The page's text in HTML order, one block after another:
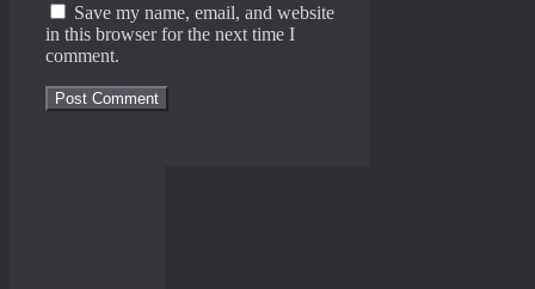
Save my name, email, and website
in this browser for the next time I
comment.